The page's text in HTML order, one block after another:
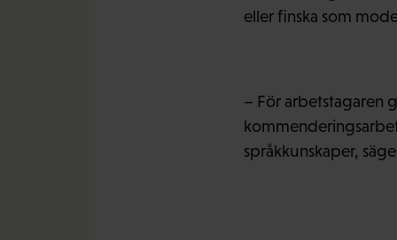
eller finska som
– För arbetstagaren
språkkunskaper,